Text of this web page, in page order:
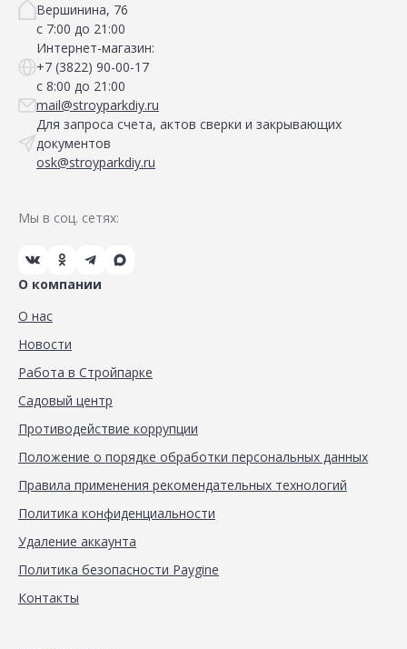
Вершинина, 76
с 7:00 до 21:00
Интернет-магазин:
+7 (3822) 90-00-17
с 8:00 до 21:00
mail@stroyparkdiy.ru
Для запроса счета, актов сверки и закрывающих
документов
osk@stroyparkdiy.ru
Мы в соц. сетях:
О компании
О нас
Новости
Работа в Стройпарке
Садовый центр
Противодействие коррупции
Положение о порядке обработки персональных данных
Правила применения рекомендательных технологий
Политика конфиденциальности
Удаление аккаунта
Политика безопасности Paygine
Контакты